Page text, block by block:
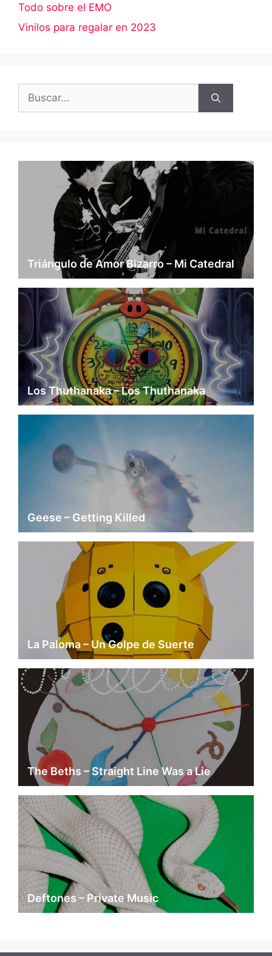
Todo sobre el EMO
Vinilos para regalar en 2023
Buscar:
Triángulo de Amor Bizarro – Mi Catedral
Los Thuthanaka – Los Thuthanaka
Geese – Getting Killed
La Paloma – Un Golpe de Suerte
The Beths – Straight Line Was a Lie
Deftones – Private Music